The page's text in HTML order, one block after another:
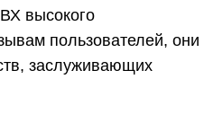
высокого
пользователей, они
заслуживающих